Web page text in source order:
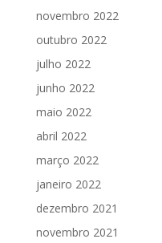
novembro 2022
outubro 2022
julho 2022
junho 2022
maio 2022
abril 2022
março 2022
janeiro 2022
dezembro 2021
novembro 2021